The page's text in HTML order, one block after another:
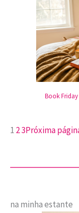
Book
1 23Próxima
na minha estante